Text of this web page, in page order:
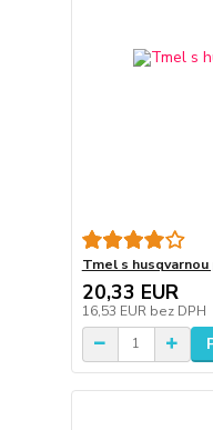
Tmel s
20,33 EUR
16,53 EUR bez DPH